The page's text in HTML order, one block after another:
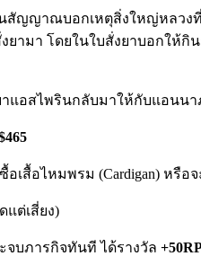
สัญญาณบอกเหตุสิ่งใหญ่หลวง
ยามา โดยในใบสั่งยาบอกให้
แอสไพรินกลับมาให้กับแอนน
เสื้อไหมพรม (Cardigan) หรื
ต่เสี่ยง)
จบภารกิจทันที ได้รางวัล